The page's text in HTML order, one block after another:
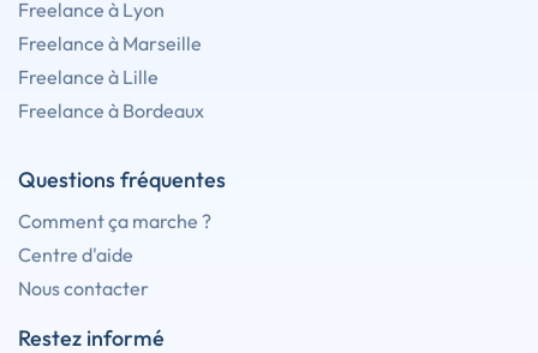
Freelance à Lyon
Freelance à Marseille
Freelance à Lille
Freelance à Bordeaux
Questions fréquentes
Comment ça marche ?
Centre d'aide
Nous contacter
Restez informé